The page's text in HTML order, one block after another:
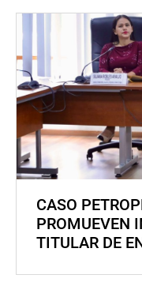
CASO
PROMUEVEN
TITULAR DE